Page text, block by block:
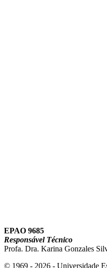
EPAO 9685
Responsável Técnico
Profa. Dra. Karina Gonzales
© 1969 - 2026 - Universidade